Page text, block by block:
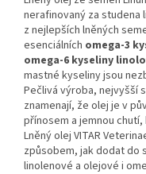
nerafinovaný za studena
z nejlepších lněných
esenciálních omega-3
omega-6 kyseliny
mastné kyseliny jsou
Pečlivá výroba, nejvyšší
znamenají, že olej je v
přínosem a jemnou
Lněný olej VITAR
způsobem, jak dodat do
linolenové a olejové i